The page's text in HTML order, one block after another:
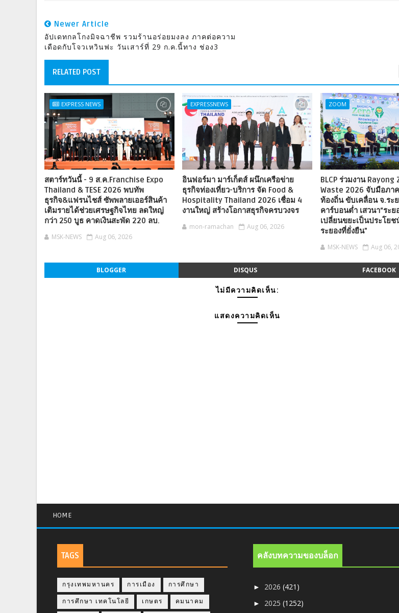
Newer Article
อัปเดทกลโกงมิจฉาชีพ รวมร้านอร่อยมงลง ภาคต่อความ
เดือดกับโจวเหวินฟะ วันเสาร์ที่ 29 ก.ค.นี้ทาง ช่อง3
RELATED POST
EXPRESS NEWS
สตาร์ทวันนี้ - 9 ส.ค.Franchise Expo
Thailand & TESE 2026 พบทัพ
ธุรกิจ&แฟรนไชส์ ซัพพลายเออร์สินค้า
เติมรายได้ช่วยเศรษฐกิจไทย ลดใหญ่
กว่า 250 บูธ คาดเงินสะพัด 220 ลบ.
MSK-NEWS Aug 06, 2026
EXPRESSNEWS
อินฟอร์มา มาร์เก็ตส์ ผนึกเครือข่าย
ธุรกิจท่องเที่ยว-บริการ จัด Food &
Hospitality Thailand 2026 เชื่อม 4
งานใหญ่ สร้างโอกาสธุรกิจครบวงจร
mon-ramachan Aug 06, 2026
ZOOM
BLCP ร่วมงาน Rayong
Waste 2026 จับมือภา
ท้องถิ่น ขับเคลื่อน จ.ระย
คาร์บอนต่ำ เสวนา“ระย
เปลี่ยนขยะเป็นประโย
ระยองที่ยั่งยืน”
MSK-NEWS Aug 06,
BLOGGER DISQUS FACEBOOK
ไม่มีความคิดเห็น:
แสดงความคิดเห็น
HOME
TAGS
กรุงเทพมหานคร การเมือง การศึกษา
การศึกษา เทคโนโลยี เกษตร คมนาคม
คลังบทความของบล็อก
► 2026(421)
► 2025(1252)